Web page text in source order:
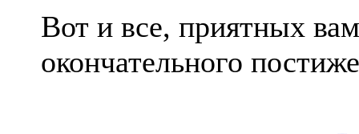
Вот и все, приятных
окончательного